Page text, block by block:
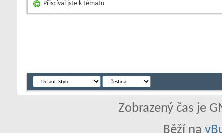
Přispíval jste k tématu
Zobrazený čas je
Běží na